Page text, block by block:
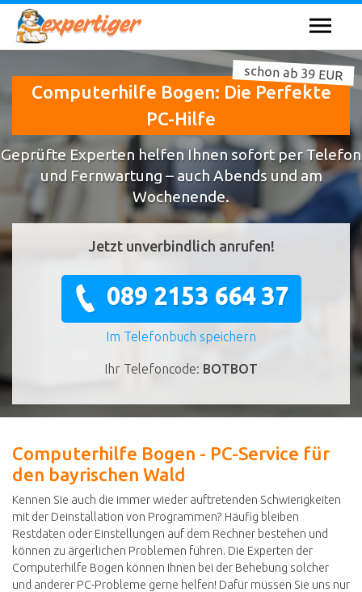
Computerhilfe Bogen: Die Perfekte
PC-Hilfe
schon ab 39 EUR
Geprüfte Experten helfen Ihnen sofort per Telefon
und Fernwartung – auch Abends und am
Wochenende.
Jetzt unverbindlich anrufen!
089 2153 664 37
Im Telefonbuch speichern
Ihr Telefoncode: BOTBOT
Computerhilfe Bogen - PC-Service für
den bayrischen Wald
Kennen Sie auch die immer wieder auftretenden Schwierigkeiten
mit der Deinstallation von Programmen? Häufig bleiben
Restdaten oder Einstellungen auf dem Rechner bestehen und
können zu ärgerlichen Problemen führen. Die Experten der
Computerhilfe Bogen können Ihnen bei der Behebung solcher
und anderer PC-Probleme gerne helfen! Dafür müssen Sie uns nur